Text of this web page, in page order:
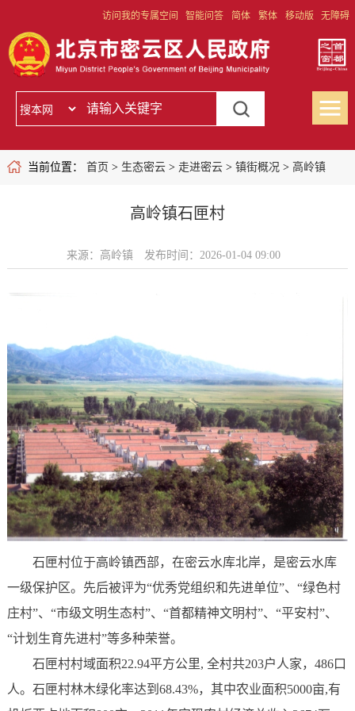
访问我的专属空间 智能问答 简体 繁体 移动版 无障碍
当前位置： 首页 > 生态密云> 走进密云> 镇街概况 > 高岭镇
高岭镇石匣村
来源：高岭镇 发布时间：2026-01-04 09:00
石匣村位于高岭镇西部，在密云水库北岸，是密云水库
一级保护区。先后被评为“优秀党组织和先进单位”、“绿色村
庄村”、“市级文明生态村”、“首都精神文明村”、“平安村”、
“计划生育先进村”等多种荣誉。
石匣村村域面积22.94平方公里, 全村共203户人家，486口
人。石匣村林木绿化率达到68.43%，其中农业面积5000亩,有